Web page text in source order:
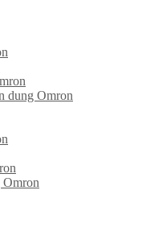
dung Omron
Omron